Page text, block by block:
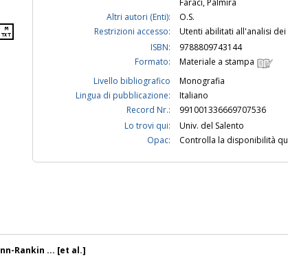
Faraci, Palmira
Altri autori (Enti):
O.S.
Restrizioni accesso:
Utenti abilitati all'analisi
ISBN:
9788809743144
Formato:
Materiale a stampa
Livello bibliografico
Monografia
Lingua di pubblicazione:
Italiano
Record Nr.:
991001336669707536
Lo trovi qui:
Univ. del Salento
Opac:
Controlla la disponibilità
Rankin ... [et al.]